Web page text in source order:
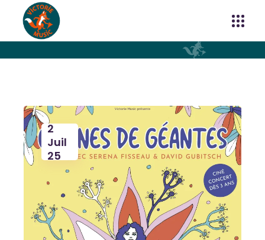
2
Juil
25